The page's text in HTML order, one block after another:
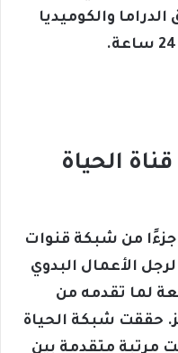
والكوميديا
الحياة
من شبكة قنوات
الأعمال البدوي
لما تقدمه من
حققت شبكة الحياة
مرتبة متقدمة بين